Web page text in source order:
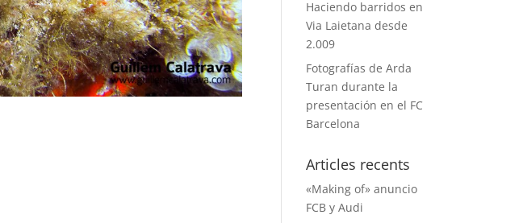
Haciendo barridos en
Via Laietana desde
2.009
Fotografías de Arda
Turan durante la
presentación en el FC
Barcelona
Articles recents
«Making of» anuncio
FCB y Audi